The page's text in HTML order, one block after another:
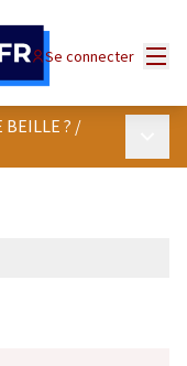
Se connecter
BEILLE ? /